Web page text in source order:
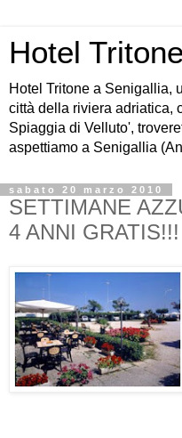
Hotel
Hotel Tritone a Senigallia,
città della riviera adriatica,
Spiaggia di Velluto',
aspettiamo a Senigallia
sabato 20 marzo 2010
SETTIMANE
4 ANNI